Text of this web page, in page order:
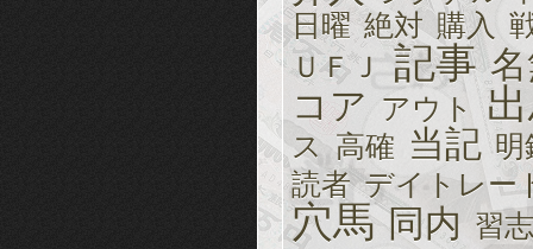
日曜 絶対 購入
ＵＦＪ
記事
コア アウト
ス 高確 当記 明
読者 デイトレー
穴馬 同内 習志